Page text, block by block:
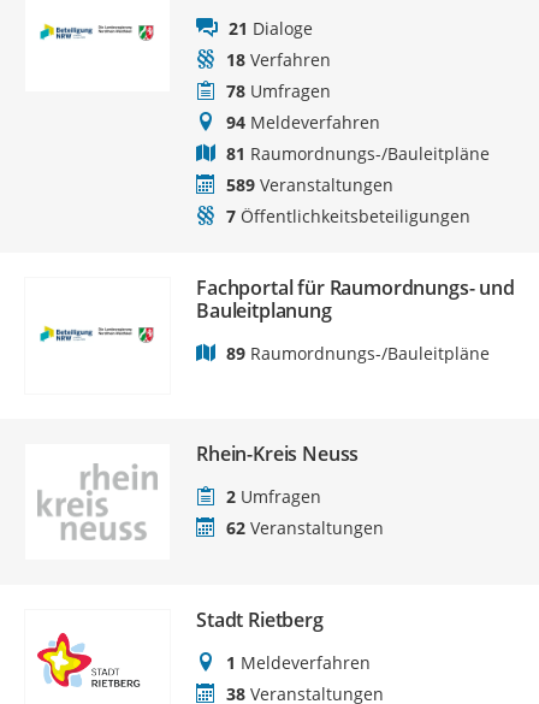
21 Dialoge
18 Verfahren
78 Umfragen
94 Meldeverfahren
81 Raumordnungs-/Bauleitpläne
589 Veranstaltungen
7 Öffentlichkeitsbeteiligungen
Fachportal für Raumordnungs- und
Bauleitplanung
89 Raumordnungs-/Bauleitpläne
Rhein-Kreis Neuss
2 Umfragen
62 Veranstaltungen
Stadt Rietberg
1 Meldeverfahren
38 Veranstaltungen